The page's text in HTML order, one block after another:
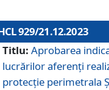
929/21.12.2023
Titlu: Aprobarea
lucrărilor aferenți
protecție perimetrala